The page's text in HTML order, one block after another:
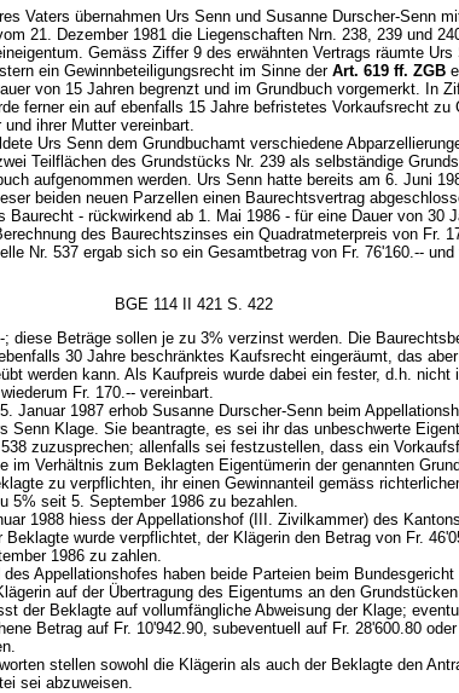
Vaters übernahmen Urs Senn und Susanne Durscher-Senn
21. Dezember 1981 die Liegenschaften Nrn. 238, 239 und
Gemäss Ziffer 9 des erwähnten Vertrags räumte Urs
ein Gewinnbeteiligungsrecht im Sinne derArt. 619 ff. ZGB
von 15 Jahren begrenzt und im Grundbuch vorgemerkt. In
ferner ein auf ebenfalls 15 Jahre befristetes Vorkaufsrecht zu
ihrer Mutter vereinbart.
Urs Senn dem Grundbuchamt verschiedene
Teilflächen des Grundstücks Nr. 239 als selbständige
aufgenommen werden. Urs Senn hatte bereits am 6. Juni
beiden neuen Parzellen einen Baurechtsvertrag
Baurecht - rückwirkend ab 1. Mai 1986 - für eine Dauer von 30
des Baurechtszinses ein Quadratmeterpreis von Fr.
Nr. 537 ergab sich so ein Gesamtbetrag von Fr. 76'160.-- und
BGE 114 II 421 S. 422
; diese Beträge sollen je zu 3% verzinst werden. Die
30 Jahre beschränktes Kaufsrecht eingeräumt, das
werden kann. Als Kaufpreis wurde dabei ein fester, d.h. nicht
Fr. 170.-- vereinbart.
Januar 1987 erhob Susanne Durscher-Senn beim
Senn Klage. Sie beantragte, es sei ihr das unbeschwerte
zuzusprechen; allenfalls sei festzustellen, dass ein
im Verhältnis zum Beklagten Eigentümerin der genannten
zu verpflichten, ihr einen Gewinnanteil gemäss
5% seit 5. September 1986 zu bezahlen.
1988 hiess der Appellationshof (III. Zivilkammer) des
Beklagte wurde verpflichtet, der Klägerin den Betrag von Fr.
1986 zu zahlen.
Appellationshofes haben beide Parteien beim Bundesgericht
auf der Übertragung des Eigentums an den
der Beklagte auf vollumfängliche Abweisung der Klage;
Betrag auf Fr. 10'942.90, subeventuell auf Fr. 28'600.80 oder
stellen sowohl die Klägerin als auch der Beklagte den
sei abzuweisen.